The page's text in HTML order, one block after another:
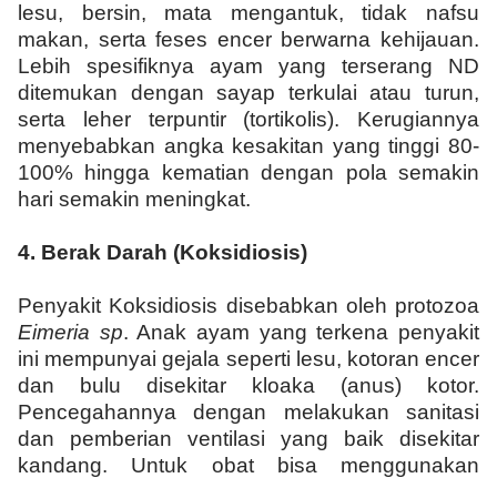
lesu, bersin, mata mengantuk, tidak nafsu
makan, serta feses encer berwarna kehijauan.
Lebih spesifiknya ayam yang terserang ND
ditemukan dengan sayap terkulai atau turun,
serta leher terpuntir (tortikolis). Kerugiannya
menyebabkan angka kesakitan yang tinggi 80-
100% hingga kematian dengan pola semakin
hari semakin meningkat.
4. Berak Darah (Koksidiosis)
Penyakit Koksidiosis disebabkan oleh protozoa
Eimeria sp. Anak ayam yang terkena penyakit
ini mempunyai gejala seperti lesu, kotoran encer
dan bulu disekitar kloaka (anus) kotor.
Pencegahannya dengan melakukan sanitasi
dan pemberian ventilasi yang baik disekitar
kandang. Untuk obat bisa menggunakan